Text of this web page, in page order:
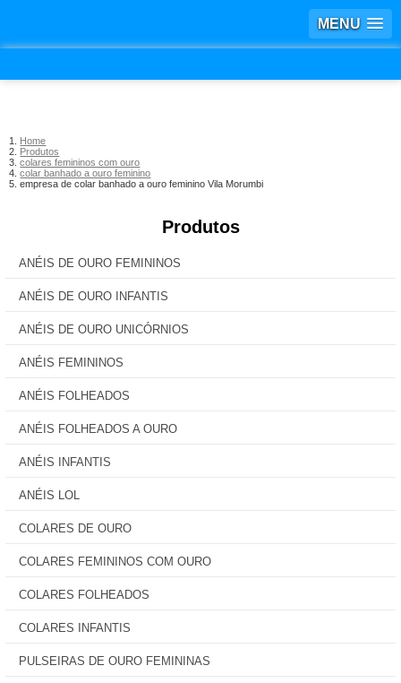
MENU
Home
Produtos
colares femininos com ouro
colar banhado a ouro feminino
empresa de colar banhado a ouro feminino Vila Morumbi
Produtos
ANÉIS DE OURO FEMININOS
ANÉIS DE OURO INFANTIS
ANÉIS DE OURO UNICÓRNIOS
ANÉIS FEMININOS
ANÉIS FOLHEADOS
ANÉIS FOLHEADOS A OURO
ANÉIS INFANTIS
ANÉIS LOL
COLARES DE OURO
COLARES FEMININOS COM OURO
COLARES FOLHEADOS
COLARES INFANTIS
PULSEIRAS DE OURO FEMININAS